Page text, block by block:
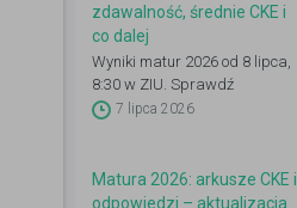
zdawalność, średnie CKE i
co dalej
Wyniki matur 2026 od 8 lipca,
8:30 w ZIU. Sprawdź
zdawalność, średnie CKE i co
7 lipca 2026
Matura 2026: arkusze CKE i
odpowiedzi – aktualizacja